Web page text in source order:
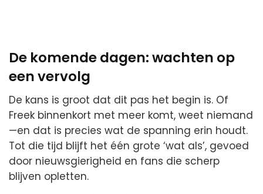
De komende dagen: wachten op
een vervolg
De kans is groot dat dit pas het begin is. Of
Freek binnenkort met meer komt, weet niemand
—en dat is precies wat de spanning erin houdt.
Tot die tijd blijft het één grote ‘wat als’, gevoed
door nieuwsgierigheid en fans die scherp
blijven opletten.